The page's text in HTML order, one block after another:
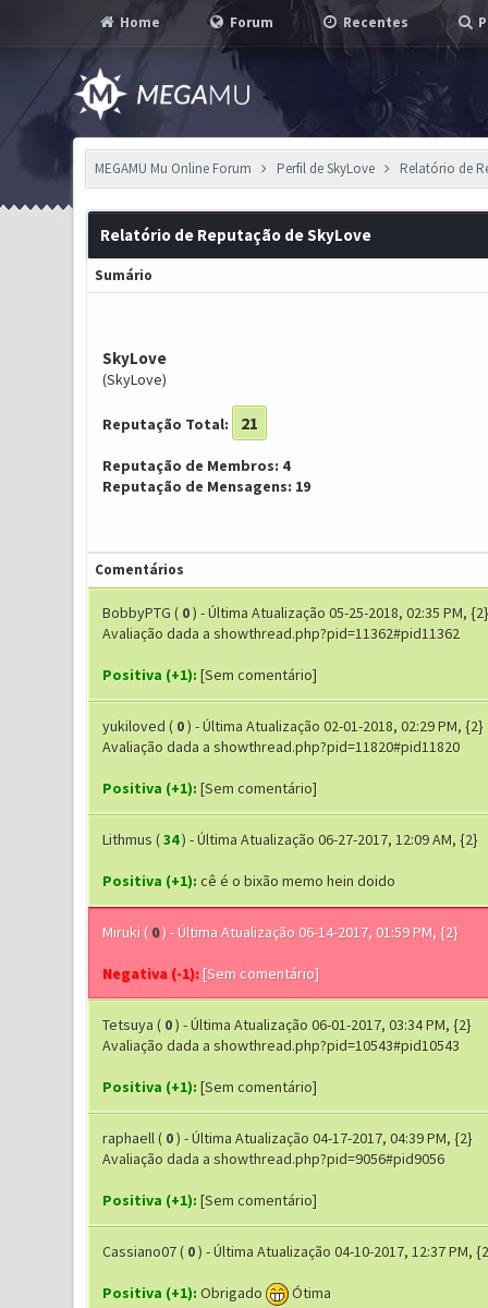
Home Forum Recentes
MEGAMU Mu Online Forum Perfil de SkyLove Relatório de
Relatório de Reputação de SkyLove
Sumário
SkyLove
(SkyLove)
Reputação Total: 21
Reputação de Membros: 4
Reputação de Mensagens: 19
Comentários
BobbyPTG ( 0) - Última Atualização 05-25-2018, 02:35 PM, {2}
Avaliação dada a showthread.php?pid=11362#pid11362
Positiva (+1): [Sem comentário]
yukiloved ( 0) - Última Atualização 02-01-2018, 02:29 PM, {2}
Avaliação dada a showthread.php?pid=11820#pid11820
Positiva (+1): [Sem comentário]
Lithmus (34) - Última Atualização 06-27-2017, 12:09 AM, {2}
Positiva (+1): cê é o bixão memo hein doido
Miruki ( 0) - Última Atualização 06-14-2017, 01:59 PM, {2}
Negativa (-1):[Sem comentário]
Tetsuya ( 0) - Última Atualização 06-01-2017, 03:34 PM, {2}
Avaliação dada a showthread.php?pid=10543#pid10543
Positiva (+1): [Sem comentário]
raphaell( 0) - Última Atualização 04-17-2017, 04:39 PM, {2}
Avaliação dada a showthread.php?pid=9056#pid9056
Positiva (+1): [Sem comentário]
Cassiano07( 0) - Última Atualização 04-10-2017, 12:37 PM,
Positiva (+1): Obrigado Ótima